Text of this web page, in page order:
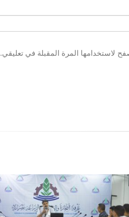
لاستخدامها المرة المقبلة في تعليقي.